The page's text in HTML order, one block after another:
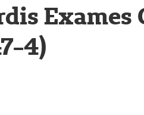
Exames
4)